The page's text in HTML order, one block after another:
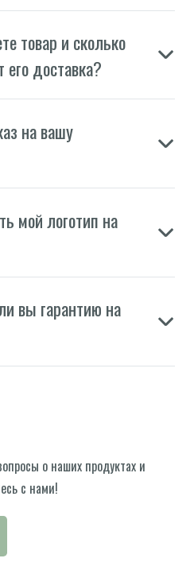
товар и сколько
доставка?
на вашу
мой логотип на
вы гарантию на
о наших продуктах и
с нами!